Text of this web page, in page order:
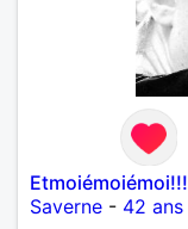
Etmoiémoiémoi!!!
Saverne - 42 ans